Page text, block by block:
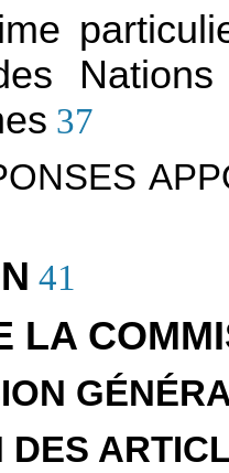
37
41
LA